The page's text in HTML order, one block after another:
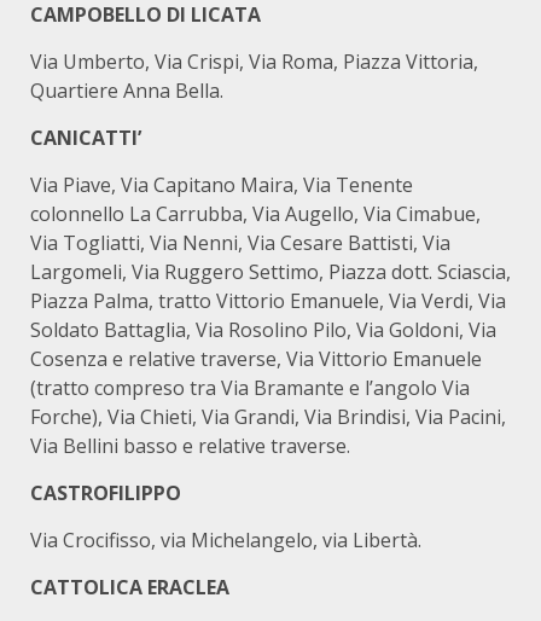
CAMPOBELLO DI LICATA
Via Umberto, Via Crispi, Via Roma, Piazza Vittoria,
Quartiere Anna Bella.
CANICATTI’
Via Piave, Via Capitano Maira, Via Tenente
colonnello La Carrubba, Via Augello, Via Cimabue,
Via Togliatti, Via Nenni, Via Cesare Battisti, Via
Largomeli, Via Ruggero Settimo, Piazza dott. Sciascia,
Piazza Palma, tratto Vittorio Emanuele, Via Verdi, Via
Soldato Battaglia, Via Rosolino Pilo, Via Goldoni, Via
Cosenza e relative traverse, Via Vittorio Emanuele
(tratto compreso tra Via Bramante e l’angolo Via
Forche), Via Chieti, Via Grandi, Via Brindisi, Via Pacini,
Via Bellini basso e relative traverse.
CASTROFILIPPO
Via Crocifisso, via Michelangelo, via Libertà.
CATTOLICA ERACLEA